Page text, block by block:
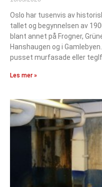
Oslo har tusenvis av
tallet og begynnelsen av
blant annet på Frogner,
Hanshaugen og i
pusset murfasade eller
Les mer »